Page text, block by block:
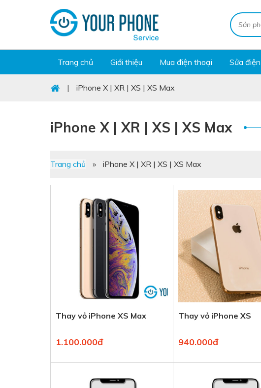
Trang chủ Giới thiệu Mua điện thoại Sửa
| iPhone X | XR | XS | XS Max
iPhone X | XR | XS | XS Max
Trang chủ » iPhone X | XR | XS | XS Max
Thay vỏ iPhone XS Max
1.100.000đ
Thay vỏ iPhone XS
940.000đ